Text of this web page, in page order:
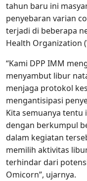
tahun baru ini
penyebaran varian
terjadi di beberapa
Health Organization
“Kami DPP IMM
menyambut libur
menjaga protokol
mengantisipasi
Kita semuanya
dengan berkumpul
dalam kegiatan
memilih aktivitas
terhindar dari
Omicorn”, ujarnya.